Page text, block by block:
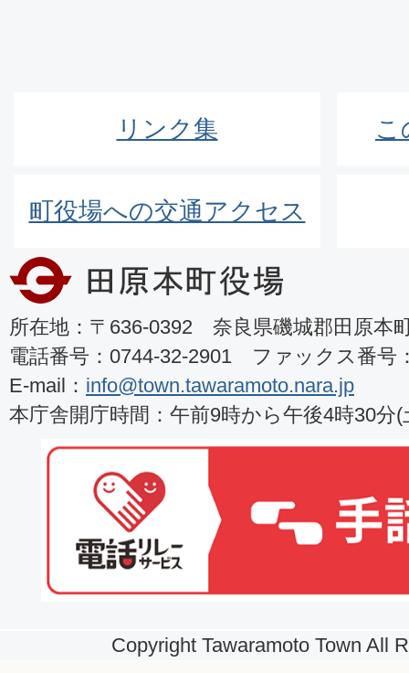
リンク集 こ
町役場への交通アクセス
所在地：〒636-0392 奈良県磯城郡田原本
電話番号：0744-32-2901 ファックス番号
E-mail： info@town.tawaramoto.nara.jp
本庁舎開庁時間：午前9時から午後4時30分
Copyright Tawaramoto Town All